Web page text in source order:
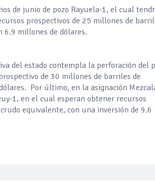
de junio de pozo Rayuela-1, el cual
prospectivos de 25 millones de
6.9 millones de dólares.
del estado contempla la perforación del
de 30 millones de barriles de
Por último, en la asignación
1, en el cual esperan obtener recursos
equivalente, con una inversión de 9.6